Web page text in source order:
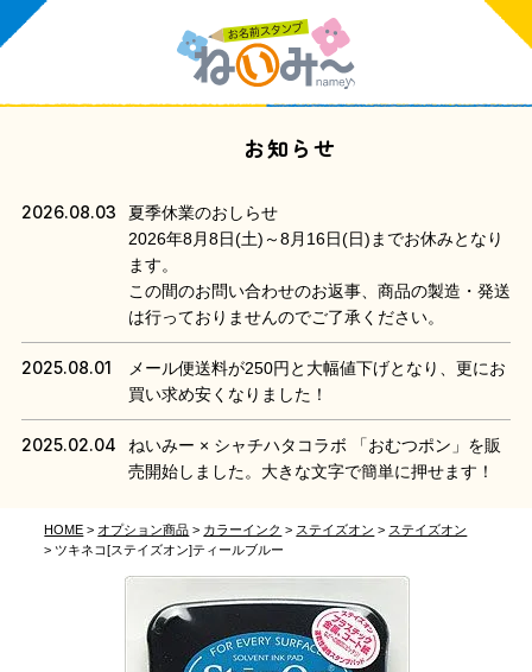
お知らせ
2026.08.03
夏季休業のおしらせ
2026年8月8日(土)～8月16日(日)までお休みとなり
ます。
この間のお問い合わせのお返事、商品の製造・発送
は行っておりませんのでご了承ください。
2025.08.01
メール便送料が250円と大幅値下げとなり、更にお
買い求め安くなりました！
2025.02.04
ねいみー × シャチハタコラボ 「おむつポン」を販
売開始しました。大きな文字で簡単に押せます！
HOME オプション商品 カラーインク ステイズオン
ステイズオン
ツキネコ[ステイズオン]ティールブルー